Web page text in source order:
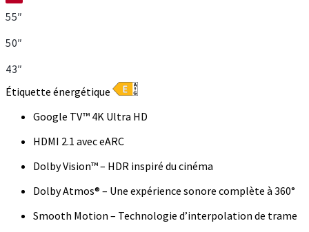
55″
50″
43″
Étiquette énergétique
Google TV™ 4K Ultra HD
HDMI 2.1 avec eARC
Dolby Vision™ – HDR inspiré du cinéma
Dolby Atmos® – Une expérience sonore complète à 360°
Smooth Motion – Technologie d’interpolation de trame